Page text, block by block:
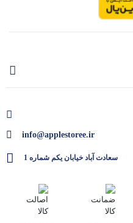
info@applestoree.ir
سعادت آباد خیابان یکم شماره 1